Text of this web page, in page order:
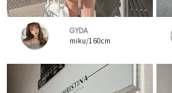
GYDA
miku/160cm